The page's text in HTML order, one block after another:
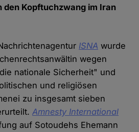
den Kopftuchzwang im Iran
ISNA wurde
wegen
nationale Sicherheit" und
und religiösen
zu insgesamt sieben
Amnesty International
auf Sotoudehs Ehemann